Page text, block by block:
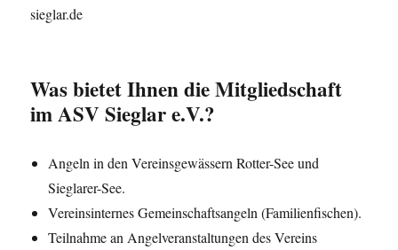
sieglar.de
Was bietet Ihnen die Mitgliedschaft
im ASV Sieglar e.V.?
Angeln in den Vereinsgewässern Rotter-See und
Sieglarer-See.
Vereinsinternes Gemeinschaftsangeln (Familienfischen).
Teilnahme an Angelveranstaltungen des Vereins